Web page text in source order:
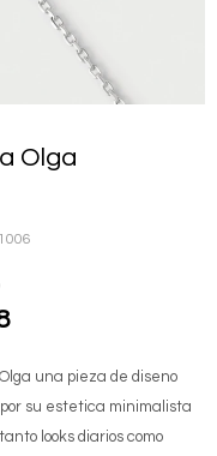
Olga
una pieza de diseno
su estetica minimalista
looks diarios como